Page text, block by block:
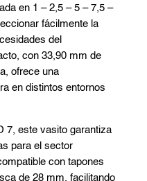
en 1 – 2,5 – 5 – 7,5 –
fácilmente la
del
con 33,90 mm de
ofrece una
en distintos entornos
7, este vasito garantiza
para el sector
con tapones
de 28 mm, facilitando